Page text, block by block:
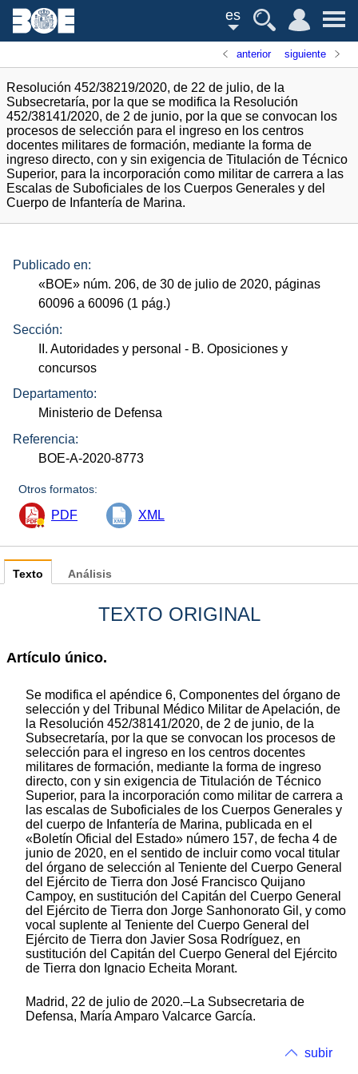
es
anterior siguiente
Resolución 452/38219/2020, de 22 de julio, de la
Subsecretaría, por la que se modifica la Resolución
452/38141/2020, de 2 de junio, por la que se convocan los
procesos de selección para el ingreso en los centros
docentes militares de formación, mediante la forma de
ingreso directo, con y sin exigencia de Titulación de Técnico
Superior, para la incorporación como militar de carrera a las
Escalas de Suboficiales de los Cuerpos Generales y del
Cuerpo de Infantería de Marina.
Publicado en:
«BOE» núm. 206, de 30 de julio de 2020, páginas
60096 a 60096 (1 pág.)
Sección:
II. Autoridades y personal - B. Oposiciones y
concursos
Departamento:
Ministerio de Defensa
Referencia:
BOE-A-2020-8773
Otros formatos:
PDF XML
Texto
TEXTO ORIGINAL
Artículo único.
Se modifica el apéndice 6, Componentes del órgano de
selección y del Tribunal Médico Militar de Apelación, de
la Resolución 452/38141/2020, de 2 de junio, de la
Subsecretaría, por la que se convocan los procesos de
selección para el ingreso en los centros docentes
militares de formación, mediante la forma de ingreso
directo, con y sin exigencia de Titulación de Técnico
Superior, para la incorporación como militar de carrera a
las escalas de Suboficiales de los Cuerpos Generales y
del cuerpo de Infantería de Marina, publicada en el
«Boletín Oficial del Estado» número 157, de fecha 4 de
junio de 2020, en el sentido de incluir como vocal titular
del órgano de selección al Teniente del Cuerpo General
del Ejército de Tierra don José Francisco Quijano
Campoy, en sustitución del Capitán del Cuerpo General
del Ejército de Tierra don Jorge Sanhonorato Gil, y como
vocal suplente al Teniente del Cuerpo General del
Ejército de Tierra don Javier Sosa Rodríguez, en
sustitución del Capitán del Cuerpo General del Ejército
de Tierra don Ignacio Echeita Morant.
Madrid, 22 de julio de 2020.–La Subsecretaria de
Defensa, María Amparo Valcarce García.
Análisis
subir